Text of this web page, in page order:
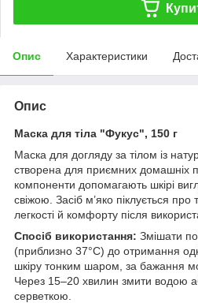
Опис Характеристики
Опис
Маска для тіла "Фукус", 150 г
Маска для догляду за тілом із
створена для приємних домашніх
компоненти допомагають шкірі
свіжою. Засіб м’яко піклується про
легкості й комфорту після
Спосіб використання: Змішати
(приблизно 37°C) до отримання
шкіру тонким шаром, за бажання
Через 15–20 хвилин змити водою
серветкою.